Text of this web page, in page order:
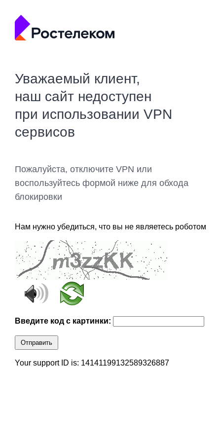
Уважаемый клиент,
наш сайт недоступен
при использовании VPN
сервисов
Пожалуйста, отключите VPN или
воспользуйтесь формой ниже для обхода
блокировки
Нам нужно убедиться, что вы не являетесь роботом
Введите код с картинки:
Отправить
Your support ID is: 14141199132589326887